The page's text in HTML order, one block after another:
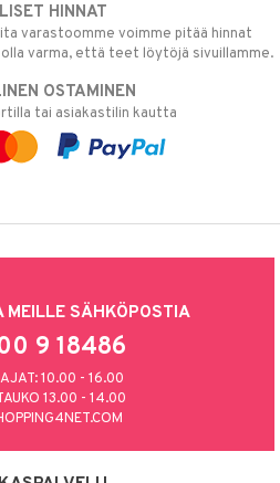
HINNAT
varastoomme voimme pitää hinnat
olla varma, että teet löytöjä sivuillamme.
OSTAMINEN
tai asiakastilin kautta
MEILLE SÄHKÖPOSTIA
9 18486
10.00 - 16.00
13.00 - 14.00